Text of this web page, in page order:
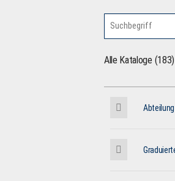
Alle Kataloge (183)